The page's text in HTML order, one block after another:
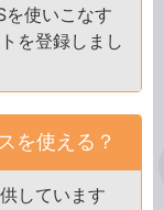
を使いこなす
を登録しまし
を使える？
しています